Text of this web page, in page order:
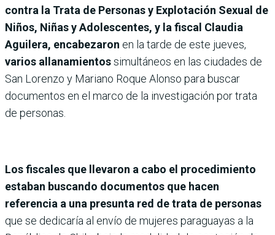
contra la Trata de Personas y Explotación Sexual de
Niños, Niñas y Adolescentes, y la fiscal Claudia
Aguilera, encabezaron en la tarde de este jueves,
varios allanamientossimultáneos en las ciudades de
San Lorenzo y Mariano Roque Alonso para buscar
documentos en el marco de la investigación por trata
de personas.
Los fiscales que llevaron a cabo el procedimiento
estaban buscando documentos que hacen
referencia a una presunta red de trata de personas
que se dedicaría al envío de mujeres paraguayas a la